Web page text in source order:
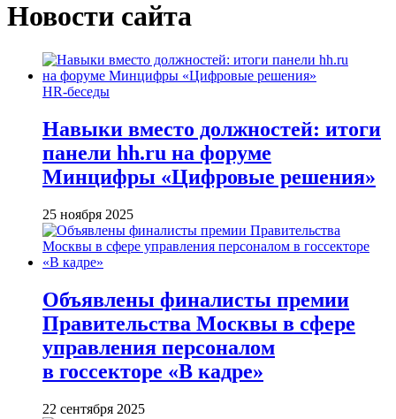
Новости сайта
HR-беседы
Навыки вместо должностей: итоги
панели hh.ru на форуме
Минцифры «Цифровые решения»
25 ноября 2025
Объявлены финалисты премии
Правительства Москвы в сфере
управления персоналом
в госсекторе «В кадре»
22 сентября 2025